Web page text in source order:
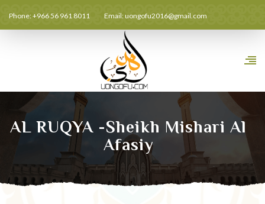
Phone: +966 56 961 8011 Email:uongofu2016@gmail.com
AL RUQYA -Sheikh Mishari Al
Afasiy